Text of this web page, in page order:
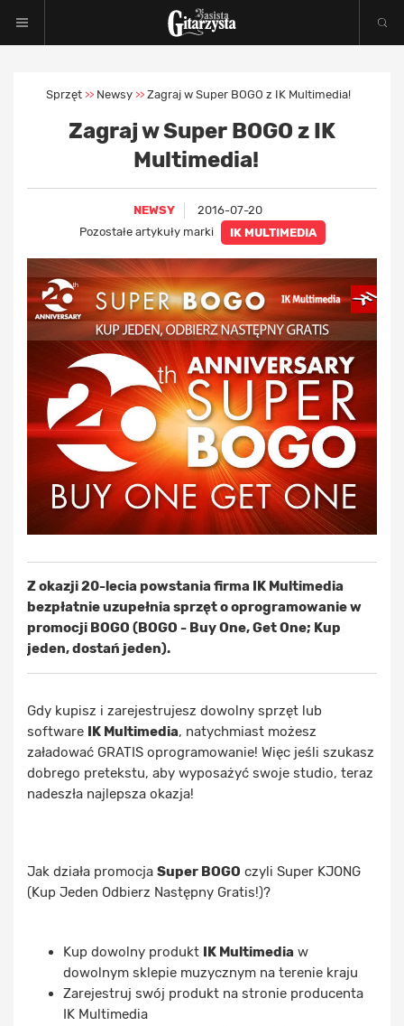
Sprzęt >> Newsy >> Zagraj w Super BOGO z IK Multimedia!
Zagraj w Super BOGO z IK
Multimedia!
NEWSY
2016-07-20
Pozostałe artykuły marki
IK MULTIMEDIA
Z okazji 20-lecia powstania firma IK Multimedia
bezpłatnie uzupełnia sprzęt o oprogramowanie w
promocji BOGO (BOGO - Buy One, Get One; Kup
jeden, dostań jeden).
Gdy kupisz i zarejestrujesz dowolny sprzęt lub
software IK Multimedia, natychmiast możesz
załadować GRATIS oprogramowanie! Więc jeśli szukasz
dobrego pretekstu, aby wyposażyć swoje studio, teraz
nadeszła najlepsza okazja!
Jak działa promocja Super BOGO czyli Super KJONG
(Kup Jeden Odbierz Następny Gratis!)?
Kup dowolny produkt IK Multimedia w
dowolnym sklepie muzycznym na terenie kraju
Zarejestruj swój produkt na stronie producenta
IK Multimedia